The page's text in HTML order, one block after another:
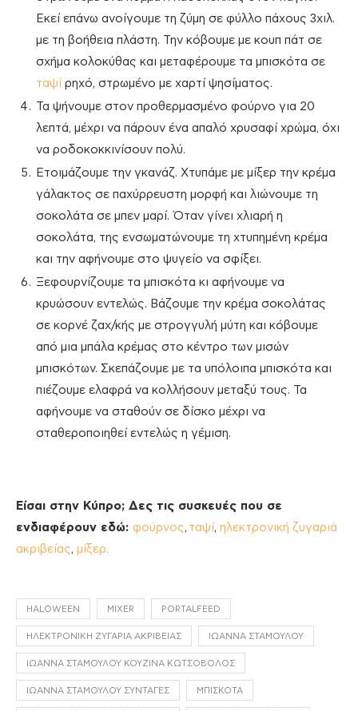
Εκεί επάνω ανοίγουμε τη ζύμη σε φύλλο πάχους 3χιλ.
με τη βοήθεια πλάστη. Την κόβουμε με κουπ πάτ σε
σχήμα κολοκύθας και μεταφέρουμε τα μπισκότα σε
ταψί ρηχό, στρωμένο με χαρτί ψησίματος.
Τα ψήνουμε στον προθερμασμένο φούρνο για 20
λεπτά, μέχρι να πάρουν ένα απαλό χρυσαφί χρώμα, όχι
να ροδοκοκκινίσουν πολύ.
Ετοιμάζουμε την γκανάζ. Χτυπάμε με μίξερ την κρέμα
γάλακτος σε παχύρρευστη μορφή και λιώνουμε τη
σοκολάτα σε μπεν μαρί. Όταν γίνει χλιαρή η
σοκολάτα, της ενσωματώνουμε τη χτυπημένη κρέμα
και την αφήνουμε στο ψυγείο να σφίξει.
Ξεφουρνίζουμε τα μπισκότα κι αφήνουμε να
κρυώσουν εντελώς. Βάζουμε την κρέμα σοκολάτας
σε κορνέ ζαχ/κής με στρογγυλή μύτη και κόβουμε
από μια μπάλα κρέμας στο κέντρο των μισών
μπισκότων. Σκεπάζουμε με τα υπόλοιπα μπισκότα και
πιέζουμε ελαφρά να κολλήσουν μεταξύ τους. Τα
αφήνουμε να σταθούν σε δίσκο μέχρι να
σταθεροποιηθεί εντελώς η γέμιση.
Είσαι στην Κύπρο; Δες τις συσκευές που σε
ενδιαφέρουν εδώ: φούρνος, ταψί, ηλεκτρονική ζυγαριά
ακριβείας, μίξερ.
HALOWEEN MIXER PORTALFEED
ΗΛΕΚΤΡΟΝΙΚΉ ΖΥΓΑΡΙΆ ΑΚΡΙΒΕΊΑΣ ΙΩΆΝΝΑ ΣΤΑΜΟΎΛΟΥ
ΙΩΆΝΝΑ ΣΤΑΜΟΎΛΟΥ ΚΟΥΖΊΝΑ ΚΩΤΣΌΒΟΛΟΣ
ΙΩΆΝΝΑ ΣΤΑΜΟΎΛΟΥ ΣΥΝΤΑΓΈΣ ΜΠΙΣΚΌΤΑ